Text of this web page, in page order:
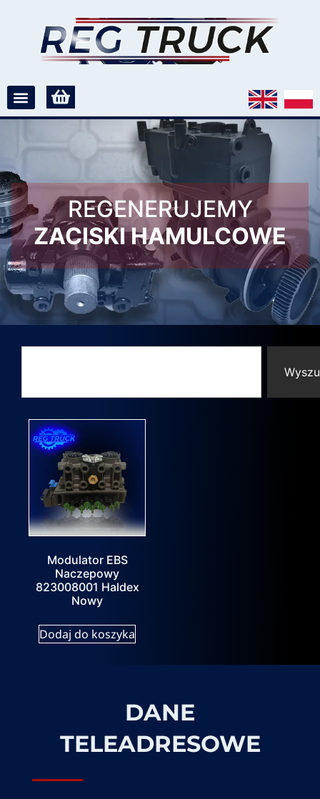
REGENERUJEMY
ZACISKI HAMULCOWE
Modulator EBS
Naczepowy
823008001 Haldex
Nowy
Dodaj do koszyka
DANE
TELEADRESOWE